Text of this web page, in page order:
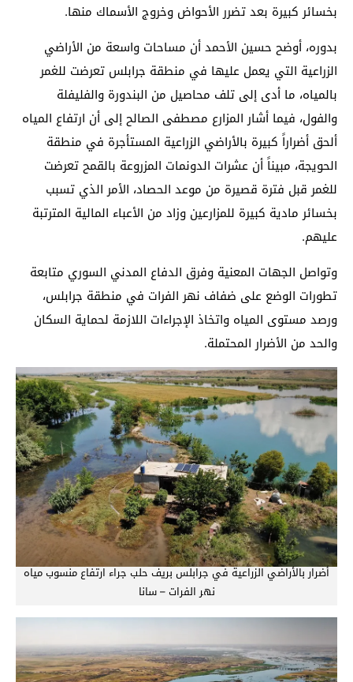
بخسائر كبيرة بعد تضرر الأحواض وخروج الأسماك منها.
بدوره، أوضح حسين الأحمد أن مساحات واسعة من الأراضي
الزراعية التي يعمل عليها في منطقة جرابلس تعرضت للغمر
بالمياه، ما أدى إلى تلف محاصيل من البندورة والفليفلة
والفول، فيما أشار المزارع مصطفى الصالح إلى أن ارتفاع المياه
ألحق أضراراً كبيرة بالأراضي الزراعية المستأجرة في منطقة
الحويجة، مبيناً أن عشرات الدونمات المزروعة بالقمح تعرضت
للغمر قبل فترة قصيرة من موعد الحصاد، الأمر الذي تسبب
بخسائر مادية كبيرة للمزارعين وزاد من الأعباء المالية المترتبة
عليهم.
وتواصل الجهات المعنية وفرق الدفاع المدني السوري متابعة
تطورات الوضع على ضفاف نهر الفرات في منطقة جرابلس،
ورصد مستوى المياه واتخاذ الإجراءات اللازمة لحماية السكان
والحد من الأضرار المحتملة.
أضرار بالأراضي الزراعية في جرابلس بريف حلب جراء ارتفاع منسوب مياه
نهر الفرات – سانا